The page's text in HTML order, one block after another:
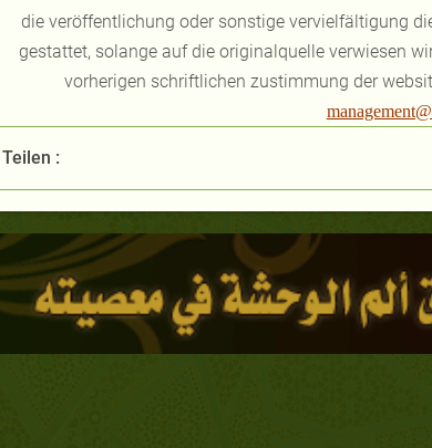
die veröffentlichung oder sonstige vervielfältigung
gestattet, solange auf die originalquelle verwiesen
vorherigen schriftlichen zustimmung der
Teilen :